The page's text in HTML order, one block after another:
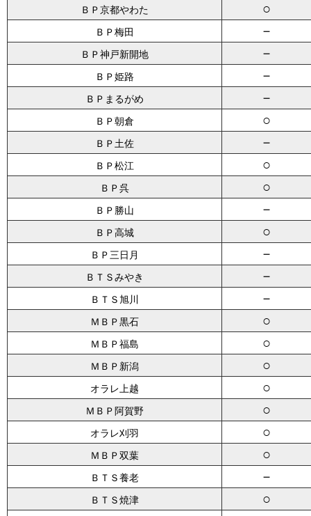
ＢＰ京都やわた ○
ＢＰ梅田 －
ＢＰ神戸新開地 －
ＢＰ姫路 －
ＢＰまるがめ －
ＢＰ朝倉 ○
ＢＰ土佐 －
ＢＰ松江 ○
ＢＰ呉 ○
ＢＰ勝山 －
ＢＰ高城 ○
ＢＰ三日月 －
ＢＴＳみやき －
ＢＴＳ旭川 －
ＭＢＰ黒石 ○
ＭＢＰ福島 ○
ＭＢＰ新潟 ○
オラレ上越 ○
ＭＢＰ阿賀野 ○
オラレ刈羽 ○
ＭＢＰ双葉 ○
ＢＴＳ養老 －
ＢＴＳ焼津
○